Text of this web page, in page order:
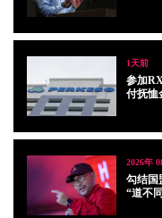
1天前
参加
付抚恤
2026年
勾结国
“道不